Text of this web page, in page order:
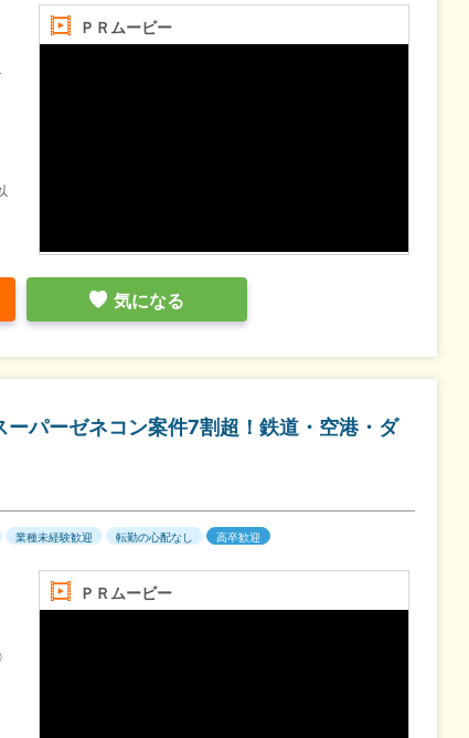
ＰＲムービー
気になる
パーゼネコン案件7割超！鉄道・空港・ダ
業種未経験歓迎 転勤の心配なし 高卒歓迎
ＰＲムービー